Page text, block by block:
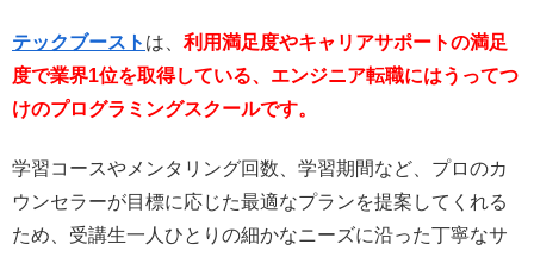
テックブースト は、 利用満足度やキャリアサポートの満足
度で業界1位を取得している、エンジニア転職にはうってつ
けのプログラミングスクールです。
学習コースやメンタリング回数、学習期間など、 プロのカ
ウンセラーが目標に応じた最適なプランを提案してくれる
ため、受講生一人ひとりの細かなニーズに沿った丁寧なサ